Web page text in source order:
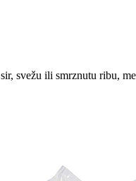
svežu ili smrznutu ribu,